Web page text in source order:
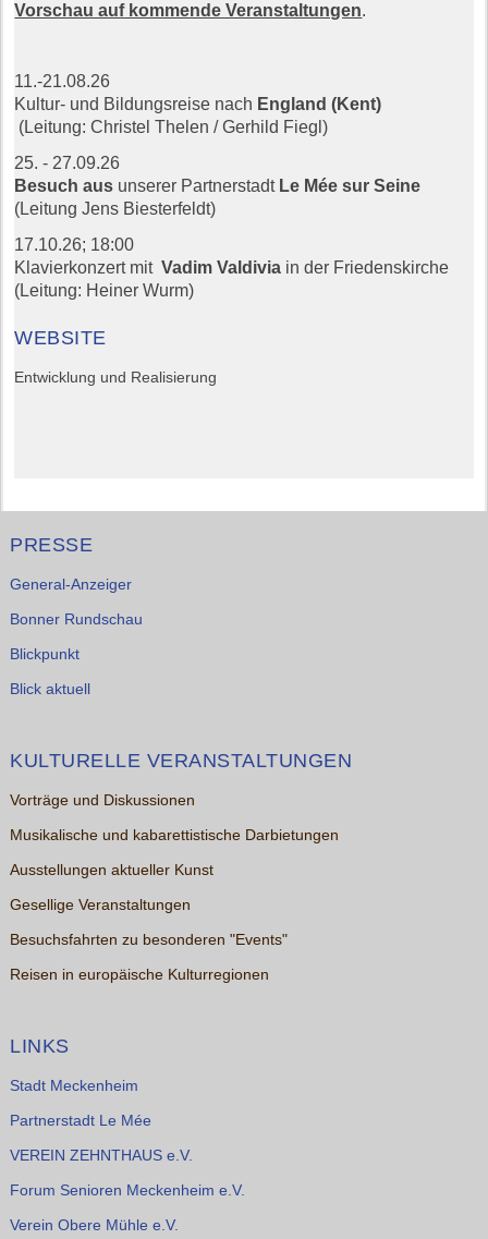
Vorschau auf kommende Veranstaltungen.
11.-21.08.26
Kultur- und Bildungsreise nach England (Kent)
(Leitung: Christel Thelen / Gerhild Fiegl)
25. - 27.09.26
Besuch aus unserer Partnerstadt Le Mée sur Seine
(Leitung Jens Biesterfeldt)
17.10.26; 18:00
Klavierkonzert mitVadim Valdivia in der Friedenskirche
(Leitung: Heiner Wurm)
WEBSITE
Entwicklung und Realisierung
PRESSE
General-Anzeiger
Bonner Rundschau
Blickpunkt
Blick aktuell
KULTURELLE VERANSTALTUNGEN
Vorträge und Diskussionen
Musikalische und kabarettistische Darbietungen
Ausstellungen aktueller Kunst
Gesellige Veranstaltungen
Besuchsfahrten zu besonderen "Events"
Reisen in europäische Kulturregionen
LINKS
Stadt Meckenheim
Partnerstadt Le Mée
VEREIN ZEHNTHAUS e.V.
Forum Senioren Meckenheim e.V.
Verein Obere Mühle e.V.